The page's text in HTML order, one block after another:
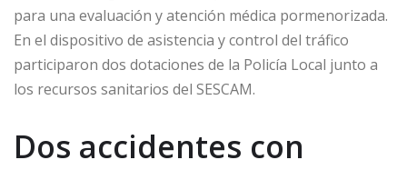
para una evaluación y atención médica pormenorizada.
En el dispositivo de asistencia y control del tráfico
participaron dos dotaciones de la Policía Local junto a
los recursos sanitarios del SESCAM.
Dos accidentes con